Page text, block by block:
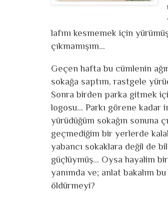
lafını kesmemek için
çıkmamışım...
Geçen hafta bu cümlenin
sokağa saptım, rastgele
Sonra birden parka gitmek
logosu... Parkı görene kadar
yürüdüğüm sokağın sonuna
geçmediğim bir yerlerde
yabancı sokaklara değil de
güçlüymüş... Oysa hayalim
yanımda ve; anlat bakalım
öldürmeyi?